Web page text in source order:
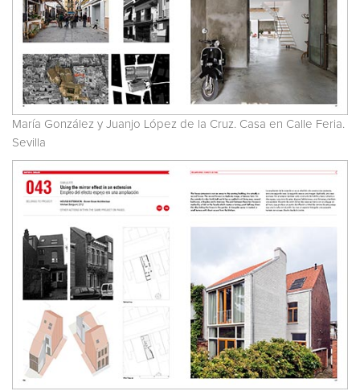
María González y Juanjo López de la Cruz. Casa en Calle Feria.
Sevilla